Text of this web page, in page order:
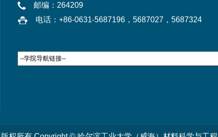
邮编：264209
电话：+86-0631-5687196，5687027，5687324